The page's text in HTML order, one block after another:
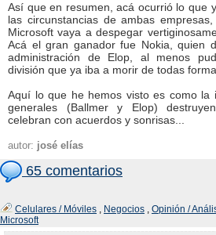
Así que en resumen, acá ocurrió lo que
las circunstancias de ambas
Microsoft vaya a despegar
Acá el gran ganador fue Nokia, quien
administración de Elop, al menos
división que ya iba a morir de todas
Aquí lo que he hemos visto es como la
generales (Ballmer y Elop)
celebran con acuerdos y sonrisas...
autor: josé elías
65 comentarios
Celulares / Móviles , Negocios , Opinión /
Microsoft